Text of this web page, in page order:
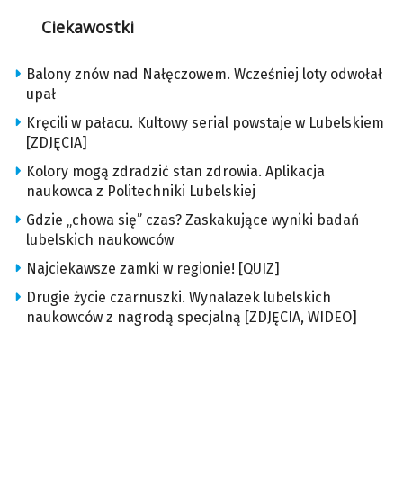
Ciekawostki
Balony znów nad Nałęczowem. Wcześniej loty odwołał
upał
Kręcili w pałacu. Kultowy serial powstaje w Lubelskiem
[ZDJĘCIA]
Kolory mogą zdradzić stan zdrowia. Aplikacja
naukowca z Politechniki Lubelskiej
Gdzie „chowa się” czas? Zaskakujące wyniki badań
lubelskich naukowców
Najciekawsze zamki w regionie! [QUIZ]
Drugie życie czarnuszki. Wynalazek lubelskich
naukowców z nagrodą specjalną [ZDJĘCIA, WIDEO]